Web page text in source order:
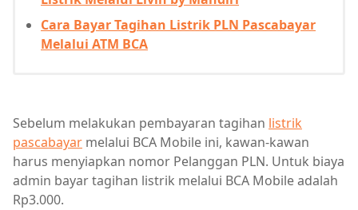
Cara Bayar Tagihan Listrik PLN Pascabayar
Melalui ATM BCA
Sebelum melakukan pembayaran tagihan listrik
pascabayar melalui BCA Mobile ini, kawan-kawan
harus menyiapkan nomor Pelanggan PLN. Untuk biaya
admin bayar tagihan listrik melalui BCA Mobile adalah
Rp3.000.